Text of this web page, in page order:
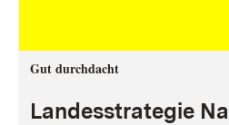
Gut durchdacht
Landesstrategie